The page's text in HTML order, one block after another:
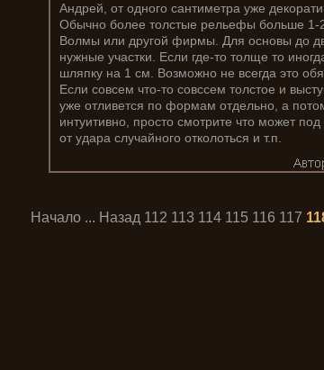
Андрей, от одного сантиметра уже
Обычно более толстые рельефы больше 1-
Волмы или другой фирмы. Для основы до
нужные участки. Если где-то толще то
шляпку на 1 см. Возможно не всегда это
Если совсем что-то совссем толстое и
уже отливется по формам отдельно, а
интуитивно, просто смотрите что может
от удара случайного отколоться и т.п.
Начало ... Назад 112 113 114 115 116 117